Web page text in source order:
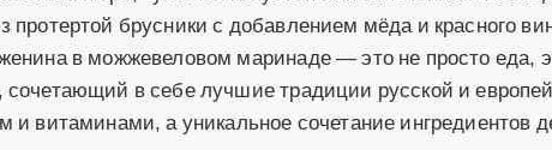
протертой брусники с добавлением мёда и красного
в можжевеловом маринаде — это не просто еда,
сочетающий в себе лучшие традиции русской и
и витаминами, а уникальное сочетание ингредиентов